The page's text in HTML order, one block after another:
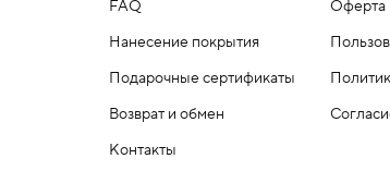
FAQ
Нанесение покрытия
Подарочные сертификаты
Возврат и обмен
Контакты
Оферта